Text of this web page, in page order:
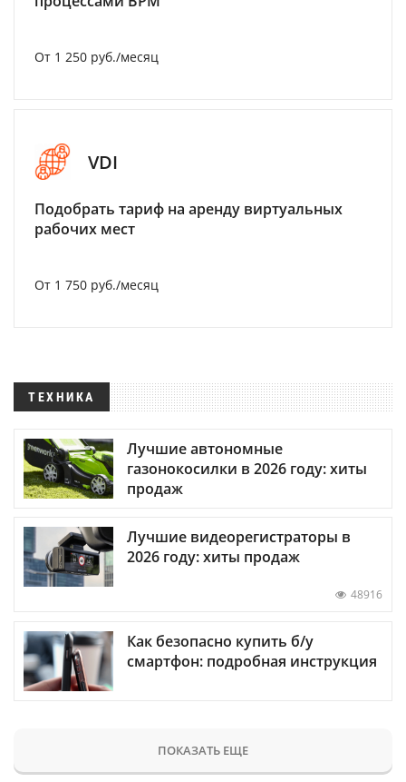
От 1 250 руб./месяц
VDI
Подобрать тариф на аренду виртуальных
рабочих мест
От 1 750 руб./месяц
ТЕХНИКА
Лучшие автономные
газонокосилки в 2026 году: хиты
продаж
Лучшие видеорегистраторы в
2026 году: хиты продаж
48916
Как безопасно купить б/у
смартфон: подробная инструкция
ПОКАЗАТЬ ЕЩЕ